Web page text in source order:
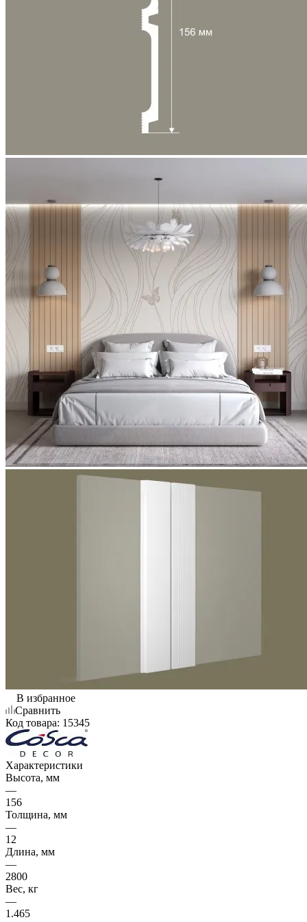
В избранное
Сравнить
Код товара: 15345
Характеристики
Высота, мм
—
156
Толщина, мм
—
12
Длина, мм
—
2800
Вес, кг
—
1.465